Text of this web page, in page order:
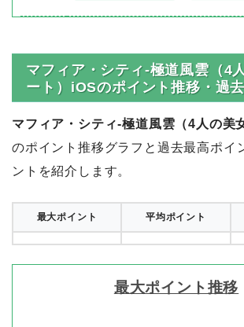
マフィア・シティ-極道風雲（4
ート）iOSのポイント推移・過
マフィア・シティ-極道風雲（4人の美
のポイント推移グラフと過去最高ポイ
ントを紹介します。
最大ポイント 平均ポイント
最大ポイント推移